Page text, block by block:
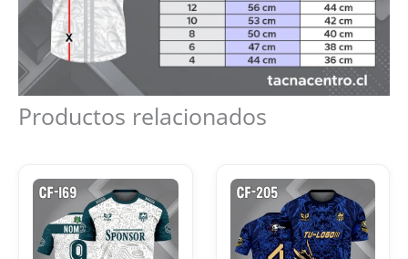
Productos relacionados